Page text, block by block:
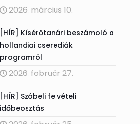
2026. március 10.
[HÍR] Kísérőtanári beszámoló a
hollandiai cserediák
programról
2026. február 27.
[HÍR] Szóbeli felvételi
időbeosztás